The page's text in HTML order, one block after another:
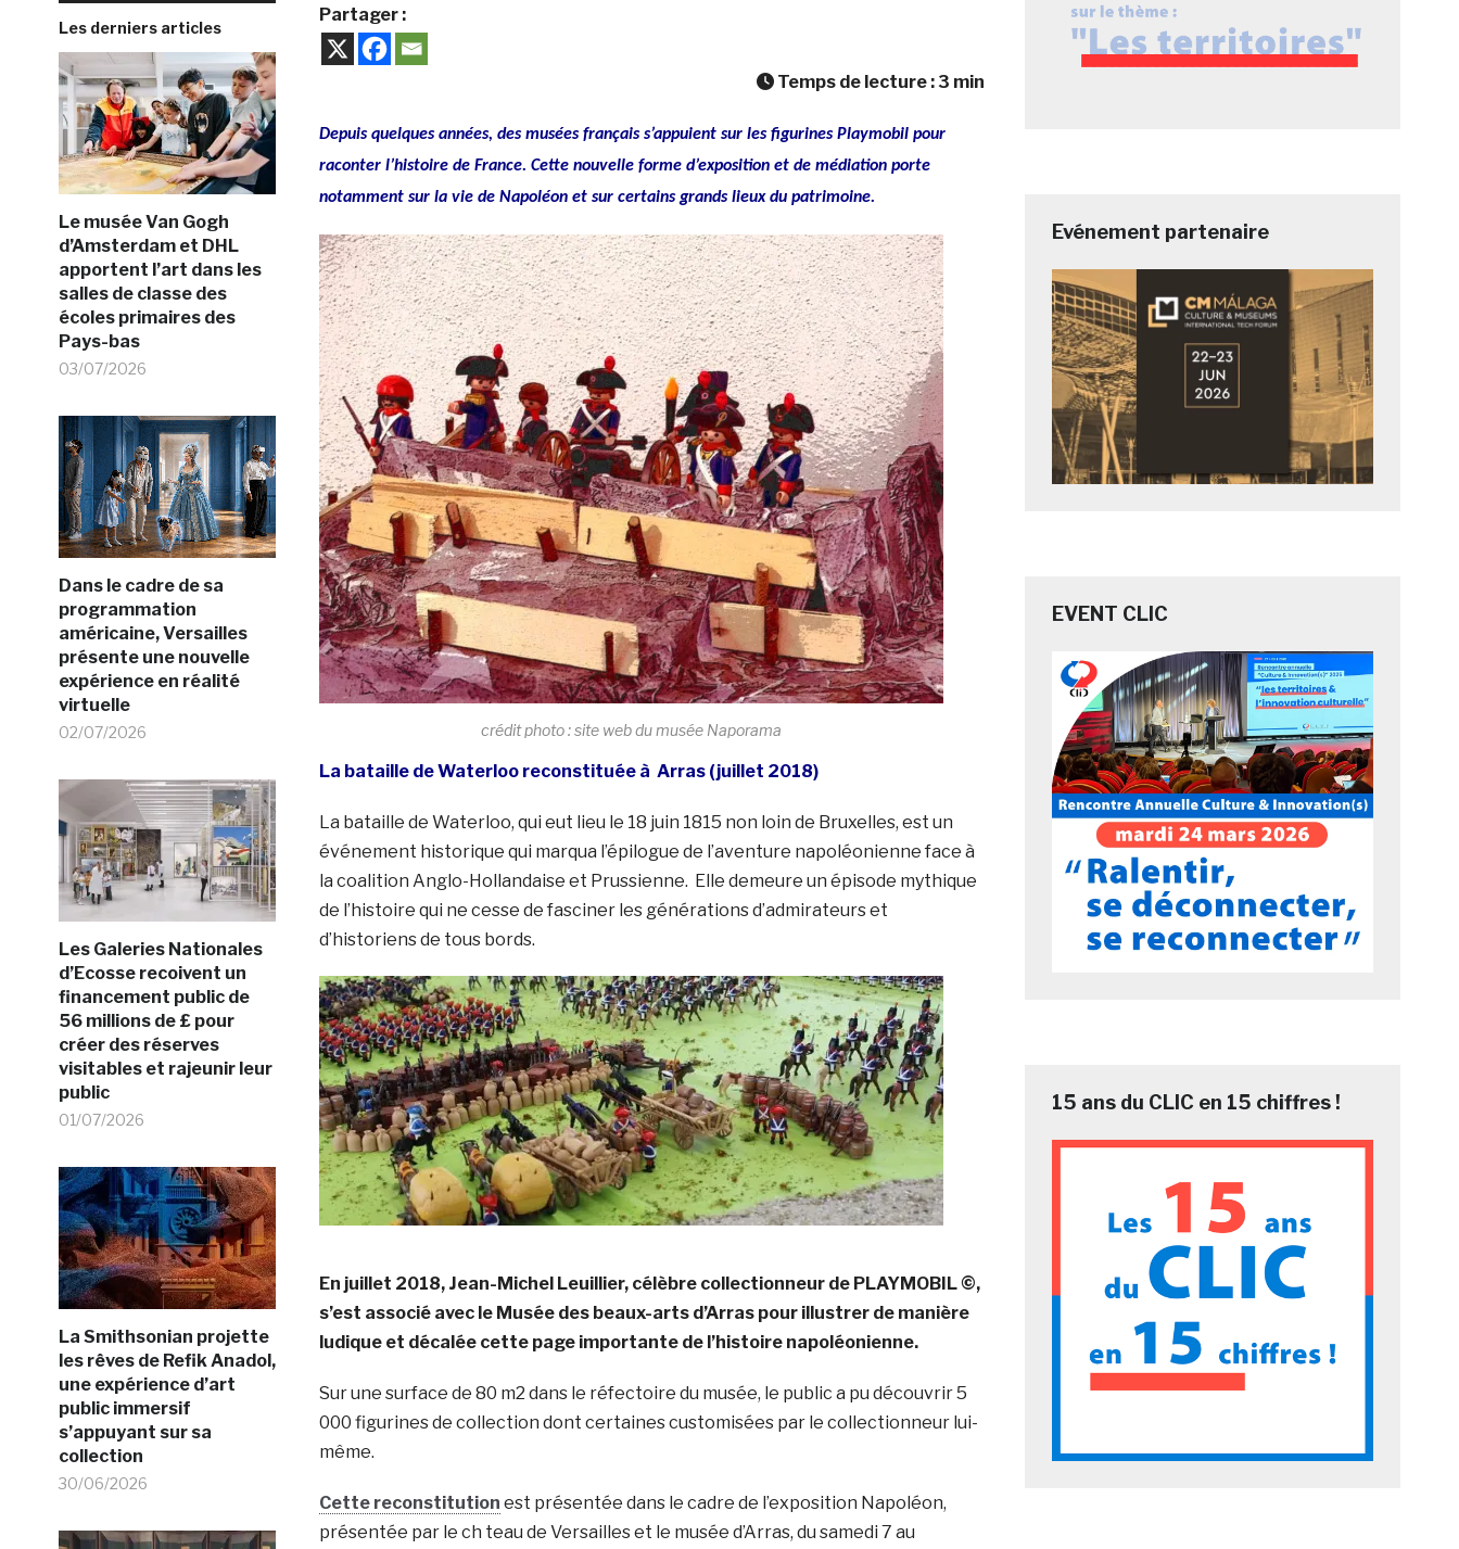
Les derniers articles
Le musée Van Gogh
d’Amsterdam et DHL
apportent l’art dans les
salles de classe des
écoles primaires des
Pays-bas
03/07/2026
Dans le cadre de sa
programmation
américaine, Versailles
présente une nouvelle
expérience en réalité
virtuelle
02/07/2026
Les Galeries Nationales
d’Ecosse recoivent un
financement public de
56 millions de £ pour
créer des réserves
visitables et rajeunir leur
public
01/07/2026
La Smithsonian projette
les rêves de Refik Anadol,
une expérience d’art
public immersif
s’appuyant sur sa
collection
30/06/2026
Partager :
Temps de lecture : 3 min
Depuis quelques années, des musées français s’appuient sur les figurines Playmobil pour
raconter l’histoire de France. Cette nouvelle forme d’exposition et de médiation porte
notamment sur la vie de Napoléon et sur certains grands lieux du patrimoine.
crédit photo : site web du musée Naporama
La bataille de Waterloo reconstituée à Arras (juillet 2018)
La bataille de Waterloo, qui eut lieu le 18 juin 1815 non loin de Bruxelles, est un
événement historique qui marqua l’épilogue de l’aventure napoléonienne face à
la coalition Anglo-Hollandaise et Prussienne. Elle demeure un épisode mythique
de l’histoire qui ne cesse de fasciner les générations d’admirateurs et
d’historiens de tous bords.
En juillet 2018, Jean-Michel Leuillier, célèbre collectionneur de PLAYMOBIL ©,
s’est associé avec le Musée des beaux-arts d’Arras pour illustrer de manière
ludique et décalée cette page importante de l’histoire napoléonienne.
Sur une surface de 80 m2 dans le réfectoire du musée, le public a pu découvrir 5
000 figurines de collection dont certaines customisées par le collectionneur lui-
même.
Cette reconstitution est présentée dans le cadre de l’exposition Napoléon,
présentée par le ch teau de Versailles et le musée d’Arras, du samedi 7 au
Evénement partenaire
EVENT CLIC
15 ans du CLIC en 15 chiffres !